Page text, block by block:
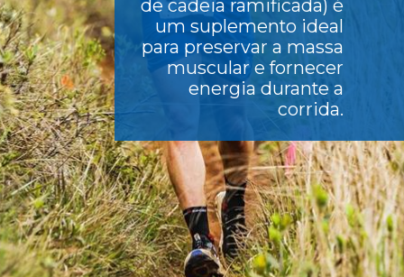
de cadeia ramificada) é
um suplemento ideal
para preservar a massa
muscular e fornecer
energia durante a
corrida.